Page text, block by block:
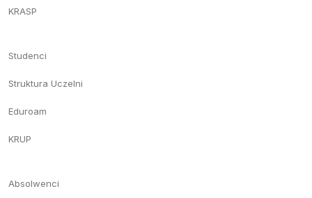
KRASP
Studenci
Struktura Uczelni
Eduroam
KRUP
Absolwenci